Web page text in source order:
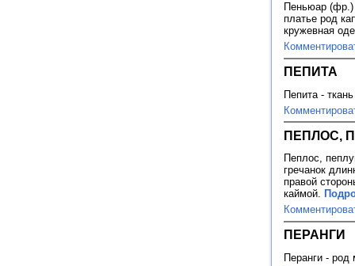
Пеньюар (фр.)
платье род
кружевная
ПЕПИТА
Пепита -
ПЕПЛОС,
Пеплос,
гречанок
правой
каймой.
ПЕРАНГИ
Перанги - род